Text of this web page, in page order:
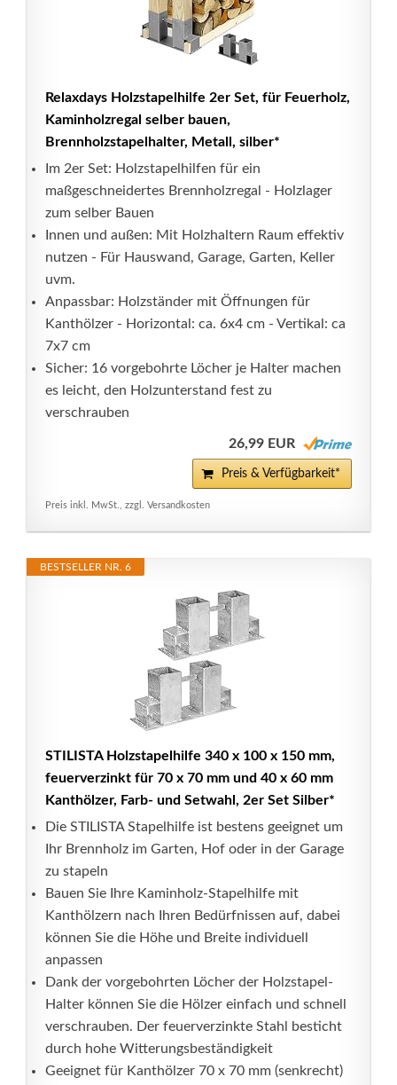
Relaxdays Holzstapelhilfe 2er Set, für Feuerholz,
Kaminholzregal selber bauen,
Brennholzstapelhalter, Metall, silber*
Im 2er Set: Holzstapelhilfen für ein
maßgeschneidertes Brennholzregal - Holzlager
zum selber Bauen
Innen und außen: Mit Holzhaltern Raum effektiv
nutzen - Für Hauswand, Garage, Garten, Keller
uvm.
Anpassbar: Holzständer mit Öffnungen für
Kanthölzer - Horizontal: ca. 6x4 cm - Vertikal: ca
7x7 cm
Sicher: 16 vorgebohrte Löcher je Halter machen
es leicht, den Holzunterstand fest zu
verschrauben
26,99 EUR
Preis & Verfügbarkeit*
Preis inkl. MwSt., zzgl. Versandkosten
BESTSELLER NR. 6
STILISTA Holzstapelhilfe 340 x 100 x 150 mm,
feuerverzinkt für 70 x 70 mm und 40 x 60 mm
Kanthölzer, Farb- und Setwahl, 2er Set Silber*
Die STILISTA Stapelhilfe ist bestens geeignet um
Ihr Brennholz im Garten, Hof oder in der Garage
zu stapeln
Bauen Sie Ihre Kaminholz-Stapelhilfe mit
Kanthölzern nach Ihren Bedürfnissen auf, dabei
können Sie die Höhe und Breite individuell
anpassen
Dank der vorgebohrten Löcher der Holzstapel-
Halter können Sie die Hölzer einfach und schnell
verschrauben. Der feuerverzinkte Stahl besticht
durch hohe Witterungsbeständigkeit
Geeignet für Kanthölzer 70 x 70 mm (senkrecht)